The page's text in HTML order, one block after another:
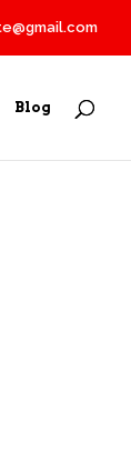
Blog